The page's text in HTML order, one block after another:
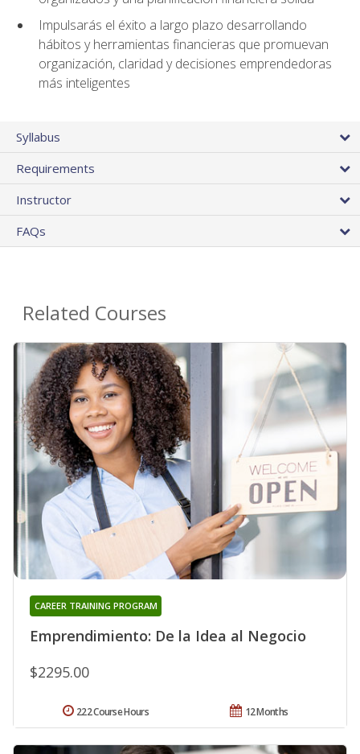
Impulsarás el éxito a largo plazo desarrollando
hábitos y herramientas financieras que promuevan
organización, claridad y decisiones emprendedoras
más inteligentes
Syllabus
Requirements
Instructor
FAQs
Related Courses
Emprendimiento: De la Idea al Negocio
CAREER TRAINING PROGRAM
$2295.00
12 Months
222 Course Hours